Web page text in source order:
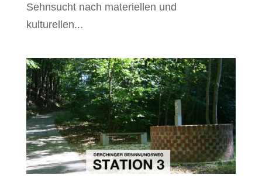
Sehnsucht nach materiellen und
kulturellen...